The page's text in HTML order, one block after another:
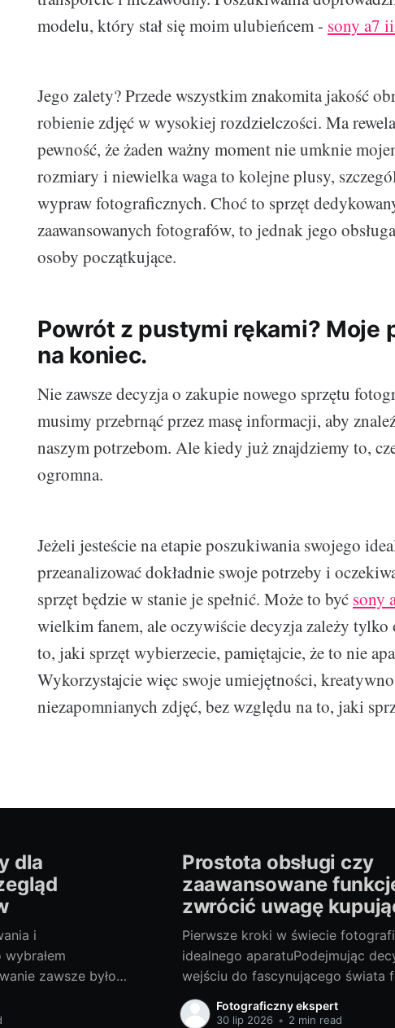
modelu, który stał się moim ulubieńcem - sony a7
Jego zalety? Przede wszystkim znakomita jakość
robienie zdjęć w wysokiej rozdzielczości. Ma
pewność, że żaden ważny moment nie umknie
rozmiary i niewielka waga to kolejne plusy,
wypraw fotograficznych. Choć to sprzęt
zaawansowanych fotografów, to jednak jego
osoby początkujące.
Powrót z pustymi rękami? Moje
na koniec.
Nie zawsze decyzja o zakupie nowego sprzętu
musimy przebrnąć przez masę informacji, aby
naszym potrzebom. Ale kiedy już znajdziemy to,
ogromna.
Jeżeli jesteście na etapie poszukiwania swojego
przeanalizować dokładnie swoje potrzeby i
sprzęt będzie w stanie je spełnić. Może to być sony
wielkim fanem, ale oczywiście decyzja zależy tylko
to, jaki sprzęt wybierzecie, pamiętajcie, że to nie
Wykorzystajcie więc swoje umiejętności,
niezapomnianych zdjęć, bez względu na to, jaki
dla
i
zawsze było
nieznanych terenów,
spotykanie
Prostota obsługi czy
zaawansowane
zwrócić uwagę
Pierwsze kroki w świecie
idealnego aparatuPodejmując
wejściu do fascynującego świata
jednym z pierwszych i zarazem
najważniejszych kroków jest wybór
Fotograficzny ekspert
30 lip 2026 • 2 min read